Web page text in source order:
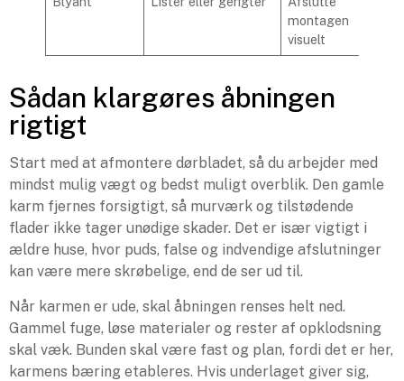
montagen
visuelt
Sådan klargøres åbningen
rigtigt
Start med at afmontere dørbladet, så du arbejder med
mindst mulig vægt og bedst muligt overblik. Den gamle
karm fjernes forsigtigt, så murværk og tilstødende
flader ikke tager unødige skader. Det er især vigtigt i
ældre huse, hvor puds, false og indvendige afslutninger
kan være mere skrøbelige, end de ser ud til.
Når karmen er ude, skal åbningen renses helt ned.
Gammel fuge, løse materialer og rester af opklodsning
skal væk. Bunden skal være fast og plan, fordi det er her,
karmens bæring etableres. Hvis underlaget giver sig,